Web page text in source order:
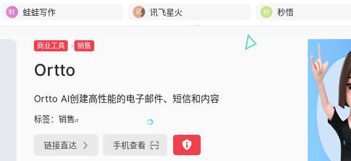
蛙蛙写作 讯飞星火 秒悟
商业工具 销售
Ortto
Ortto AI创建高性能的电子邮件、短信和内容
标签： 销售
链接直达 手机查看